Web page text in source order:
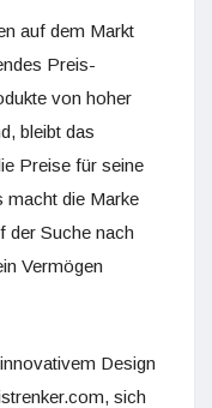
auf dem Markt
Preis-
von hoher
bleibt das
Preise für seine
macht die Marke
der Suche nach
Vermögen
Design
sich